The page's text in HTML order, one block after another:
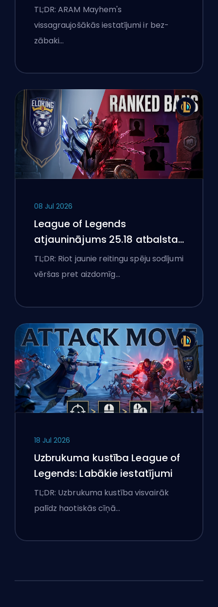
TL;DR: ARAM Mayhem's
vissagraujošākās iestatījumi ir bez-
zābaki…
08 Jul 2026
League of Legends
atjauninājums 25.18 atbalsta
aizliegumus un boostēšanas
karogus
TL;DR: Riot jaunie reitingu spēju sodījumi
vēršas pret aizdomīg…
18 Jul 2026
Uzbrukuma kustība League of
Legends: Labākie iestatījumi
TL;DR: Uzbrukuma kustība visvairāk
palīdz haotiskās cīņā…